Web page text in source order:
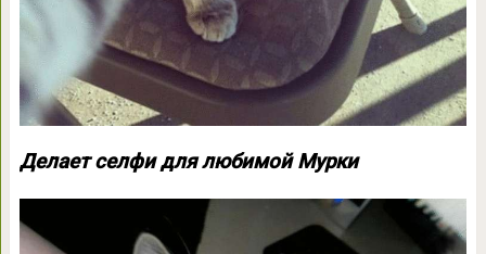
Делает селфи для любимой Мурки